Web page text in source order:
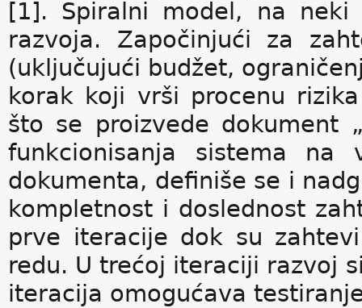
[1]. Spiralni model, na
razvoja. Započinjući za
(uključujući budžet,
korak koji vrši procenu
što se proizvede dokument
funkcionisanja sistema na
dokumenta, definiše se i
kompletnost i doslednost
prve iteracije dok su
redu. U trećoj iteraciji razvoj
iteracija omogućava